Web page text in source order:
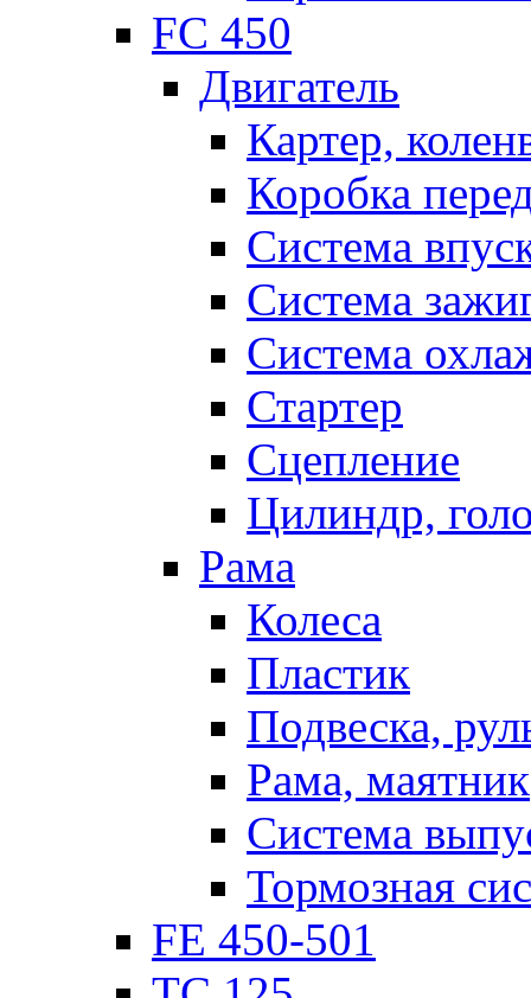
FC 450
Двигатель
Картер,
Коробка
Система
Система
Система
Стартер
Сцепление
Цилиндр,
Рама
Колеса
Пластик
Подвеска,
Рама, маятник
Система
Тормозная
FE 450-501